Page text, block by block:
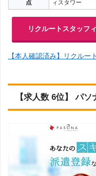
点
ィスタワー
リクルートスタッフ
【本人確認済み】リクルー
【求人数 6位】 パソ